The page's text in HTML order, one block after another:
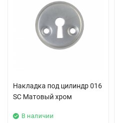
Накладка под цилиндр 016
SC Матовый хром
В наличии